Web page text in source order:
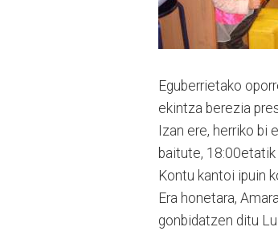
Eguberrietako
ekintza berezia
Izan ere, herriko bi
baitute, 18:00etatik
Kontu kantoi ipuin
Era honetara,
gonbidatzen ditu